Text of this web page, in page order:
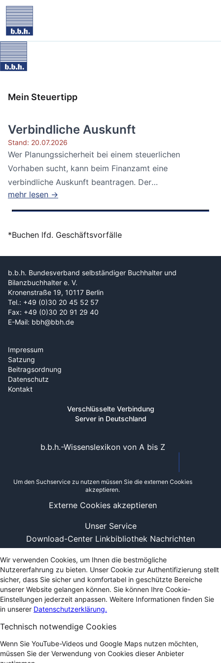
Mein Steuertipp
Verbindliche Auskunft
Stand: 20.07.2026
Wer Planungssicherheit bei einem steuerlichen
Vorhaben sucht, kann beim Finanzamt eine
verbindliche Auskunft beantragen. Der
Bundesfinanzhof...
mehr lesen →
*Buchen lfd. Geschäftsvorfälle
b.b.h. Bundesverband selbständiger Buchhalter und
Bilanzbuchhalter e. V.
Kronenstraße 19, 10117 Berlin
Tel.: +49 (0)30 20 45 52 57
Fax: +49 (0)30 20 91 29 40
E-Mail: bbh@bbh.de
Impressum
Satzung
Beitragsordnung
Datenschutz
Kontakt
Verschlüsselte Verbindung
Server in Deutschland
Unser Service
Download-Center Linkbibliothek Nachrichten
b.b.h.-Wissenslexikon von A bis Z
Um den Suchservice zu nutzen müssen Sie die externen Cookies
akzeptieren.
Externe Cookies akzeptieren
Wir verwenden Cookies, um Ihnen die bestmögliche
Nutzererfahrung zu bieten. Unser Cookie zur Authentifizierung stellt
sicher, dass Sie sicher und komfortabel in geschützte Bereiche
unserer Website gelangen können. Sie können Ihre Cookie-
Einstellungen jederzeit anpassen. Weitere Informationen finden Sie
in unserer Datenschutzerklärung.
Technisch notwendige Cookies
Wenn Sie YouTube-Videos und Google Maps nutzen möchten,
müssen Sie der Verwendung von Cookies dieser Anbieter